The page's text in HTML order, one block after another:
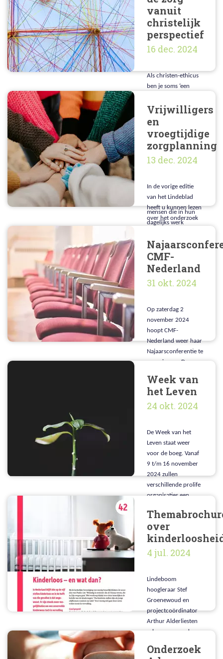
redenen. Moeten
stellen het geslacht
van hun kindje
kunnen kiezen om zo
“geslachtsteleurstelli
vanuit
christelijk
perspectief
16 dec. 2024
Als christen-ethicus
ben je soms ‘een
woestijn’ in het
medisch ethisch
debat. Dat kan
eenzaam en
kwetsbaar voelen.
Onder meer om die
Boer en ik in 2011
mensen die in hun
dagelijks werk
worden met medisch
ethische vragen.
Vrijwilligers
en
vroegtijdige
zorgplanning
13 dec. 2024
In de vorige editie
van het Lindeblad
heeft u kunnen lezen
over het onderzoek
vrijwilligers in
vroegtijdige planning
van de zorg (ACP).
CMF-
Nederland
31 okt. 2024
Op zaterdag 2
november 2024
hoopt CMF-
Nederland weer haar
Najaarsconferentie te
organiseren. De
plaatsvinden in
Nieuw Salem,
Driebergen-
OVERBEHANDELING.
Week van
het Leven
24 okt. 2024
De Week van het
Leven staat weer
voor de boeg. Vanaf
9 t/m 16 november
2024 zullen
verschillende prolife
organisaties een
laten klinken in het
publieke domein.
over
4 jul. 2024
Lindeboom
hoogleraar Stef
Groenewoud en
projectcoördinator
Arthur Alderliesten
schreven voor de
een themabrochure
Onderzoek